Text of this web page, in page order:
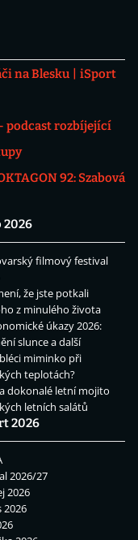
na Blesku
iSport
podcast rozbíjející
92: Szabová
2026
filmový festival
že jste potkali
z minulého života
úkazy 2026:
slunce a další
miminko při
teplotách?
dokonalé letní mojito
letních salátů
2026
2026/27
2026
2026